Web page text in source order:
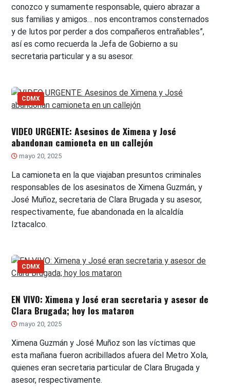
conozco y sumamente responsable, quiero abrazar a
sus familias y amigos… nos encontramos consternados
y de lutos por perder a dos compañeros entrañables”,
así es como recuerda la Jefa de Gobierno a su
secretaria particular y a su asesor.
CDMX
VIDEO URGENTE: Asesinos de Ximena y José
abandonan camioneta en un callejón
mayo 20, 2025
La camioneta en la que viajaban presuntos criminales
responsables de los asesinatos de Ximena Guzmán, y
José Muñoz, secretaria de Clara Brugada y su asesor,
respectivamente, fue abandonada en la alcaldía
Iztacalco.
CDMX
EN VIVO: Ximena y José eran secretaria y asesor de
Clara Brugada; hoy los mataron
mayo 20, 2025
Ximena Guzmán y José Muñoz son las víctimas que
esta mañana fueron acribillados afuera del Metro Xola,
quienes eran secretaria particular de Clara Brugada y
asesor, respectivamente.